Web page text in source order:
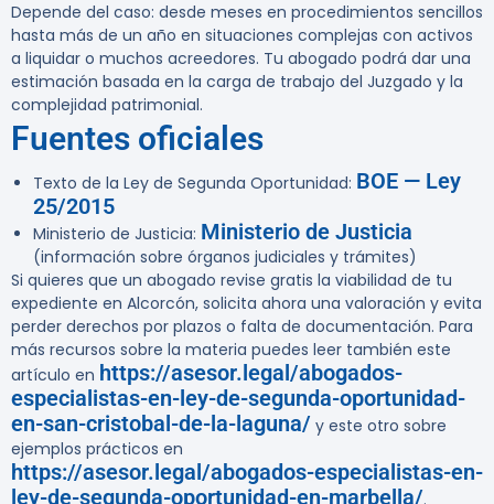
Depende del caso: desde meses en procedimientos sencillos
hasta más de un año en situaciones complejas con activos
a liquidar o muchos acreedores. Tu abogado podrá dar una
estimación basada en la carga de trabajo del Juzgado y la
complejidad patrimonial.
Fuentes oficiales
Texto de la Ley de Segunda Oportunidad: BOE — Ley
25/2015
Ministerio de Justicia: Ministerio de Justicia
(información sobre órganos judiciales y trámites)
Si quieres que un abogado revise gratis la viabilidad de tu
expediente en Alcorcón, solicita ahora una valoración y evita
perder derechos por plazos o falta de documentación. Para
más recursos sobre la materia puedes leer también este
artículo en https://asesor.legal/abogados-
especialistas-en-ley-de-segunda-oportunidad-
en-san-cristobal-de-la-laguna/ y este otro sobre
ejemplos prácticos en
https://asesor.legal/abogados-especialistas-en-
ley-de-segunda-oportunidad-en-marbella/